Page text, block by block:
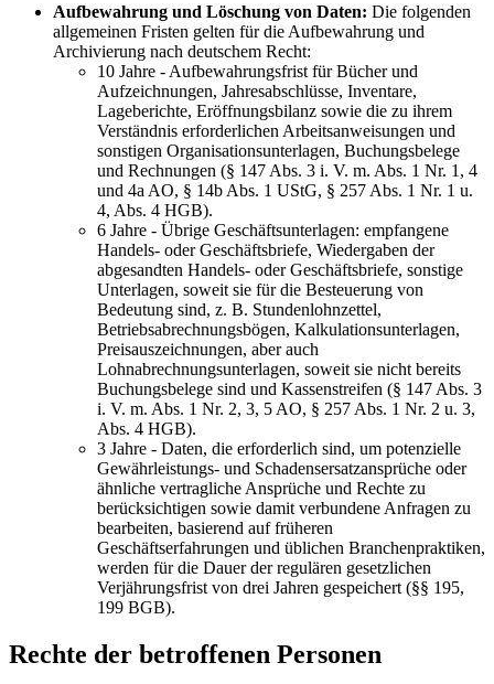
Aufbewahrung und Löschung von Daten: Die folgenden
allgemeinen Fristen gelten für die Aufbewahrung und
Archivierung nach deutschem Recht:
10 Jahre - Aufbewahrungsfrist für Bücher und
Aufzeichnungen, Jahresabschlüsse, Inventare,
Lageberichte, Eröffnungsbilanz sowie die zu ihrem
Verständnis erforderlichen Arbeitsanweisungen und
sonstigen Organisationsunterlagen, Buchungsbelege
und Rechnungen (§ 147 Abs. 3 i. V. m. Abs. 1 Nr. 1, 4
und 4a AO, § 14b Abs. 1 UStG, § 257 Abs. 1 Nr. 1 u.
4, Abs. 4 HGB).
6 Jahre - Übrige Geschäftsunterlagen: empfangene
Handels- oder Geschäftsbriefe, Wiedergaben der
abgesandten Handels- oder Geschäftsbriefe, sonstige
Unterlagen, soweit sie für die Besteuerung von
Bedeutung sind, z. B. Stundenlohnzettel,
Betriebsabrechnungsbögen, Kalkulationsunterlagen,
Preisauszeichnungen, aber auch
Lohnabrechnungsunterlagen, soweit sie nicht bereits
Buchungsbelege sind und Kassenstreifen (§ 147 Abs. 3
i. V. m. Abs. 1 Nr. 2, 3, 5 AO, § 257 Abs. 1 Nr. 2 u. 3,
Abs. 4 HGB).
3 Jahre - Daten, die erforderlich sind, um potenzielle
Gewährleistungs- und Schadensersatzansprüche oder
ähnliche vertragliche Ansprüche und Rechte zu
berücksichtigen sowie damit verbundene Anfragen zu
bearbeiten, basierend auf früheren
Geschäftserfahrungen und üblichen Branchenpraktiken,
werden für die Dauer der regulären gesetzlichen
Verjährungsfrist von drei Jahren gespeichert (§§ 195,
199 BGB).
Rechte der betroffenen Personen